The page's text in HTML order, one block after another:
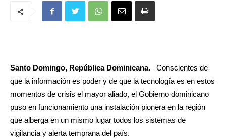
Santo Domingo, República Dominicana.– Conscientes de
que la información es poder y de que la tecnología es en estos
momentos de crisis el mayor aliado, el Gobierno dominicano
puso en funcionamiento una instalación pionera en la región
que alberga en un mismo lugar todos los sistemas de
vigilancia y alerta temprana del país.